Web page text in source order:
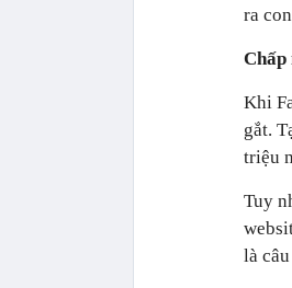
ra
Chấp
Khi
gắt.
triệu
Tuy
là